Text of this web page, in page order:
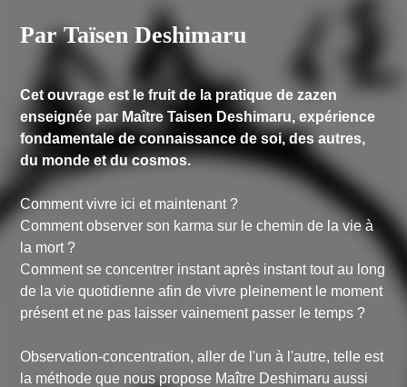
Par Taïsen Deshimaru
Cet ouvrage est le fruit de la pratique de zazen
enseignée par Maître Taisen Deshimaru, expérience
fondamentale de connaissance de soi, des autres,
du monde et du cosmos.
Comment vivre ici et maintenant ?
Comment observer son karma sur le chemin de la vie à
la mort ?
Comment se concentrer instant après instant tout au long
de la vie quotidienne afin de vivre pleinement le moment
présent et ne pas laisser vainement passer le temps ?
Observation-concentration, aller de l'un à l'autre, telle est
la méthode que nous propose Maître Deshimaru aussi